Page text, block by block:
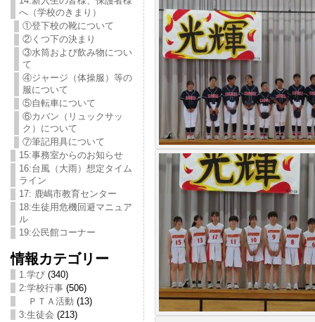
へ（学校のきまり）
①登下校の靴について
②くつ下の決まり
③水筒および飲み物につい
て
④ジャージ（体操服）等の
服について
⑤自転車について
⑥カバン（リュックサッ
ク）について
⑦筆記用具について
15:事務室からのお知らせ
16:台風（大雨）想定タイム
ライン
17: 鹿嶋市教育センター
18:生徒用危機回避マニュア
ル
19:公民館コーナー
情報カテゴリー
1.学び(340)
2:学校行事(506)
ＰＴＡ活動 (13)
3:生徒会 (213)